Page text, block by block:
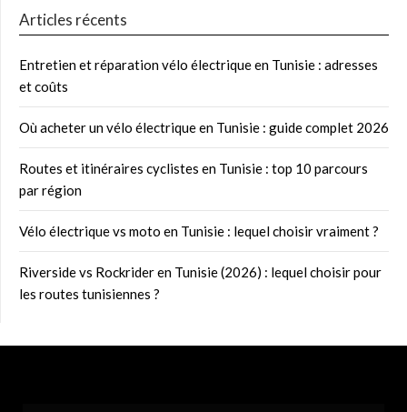
Articles récents
Entretien et réparation vélo électrique en Tunisie : adresses
et coûts
Où acheter un vélo électrique en Tunisie : guide complet 2026
Routes et itinéraires cyclistes en Tunisie : top 10 parcours
par région
Vélo électrique vs moto en Tunisie : lequel choisir vraiment ?
Riverside vs Rockrider en Tunisie (2026) : lequel choisir pour
les routes tunisiennes ?